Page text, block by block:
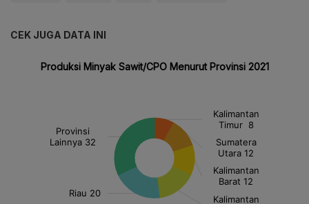
CEK JUGA DATA INI